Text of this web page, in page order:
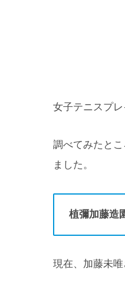
女子テニスプ
調べてみたとこ
ました。
植彌加藤造
現在、加藤未